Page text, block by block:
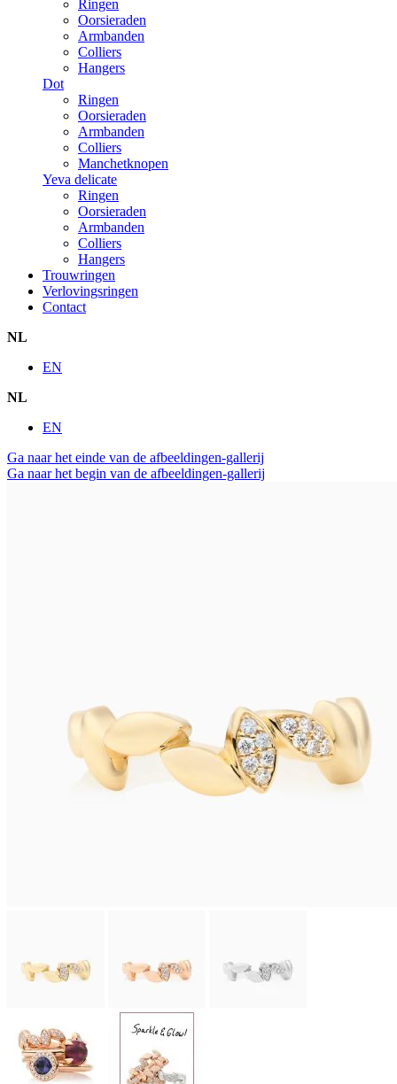
Ringen
Oorsieraden
Armbanden
Colliers
Hangers
Dot
Ringen
Oorsieraden
Armbanden
Colliers
Manchetknopen
Yeva delicate
Ringen
Oorsieraden
Armbanden
Colliers
Hangers
Trouwringen
Verlovingsringen
Contact
NL
EN
NL
EN
Ga naar het einde van de afbeeldingen-gallerij
Ga naar het begin van de afbeeldingen-gallerij